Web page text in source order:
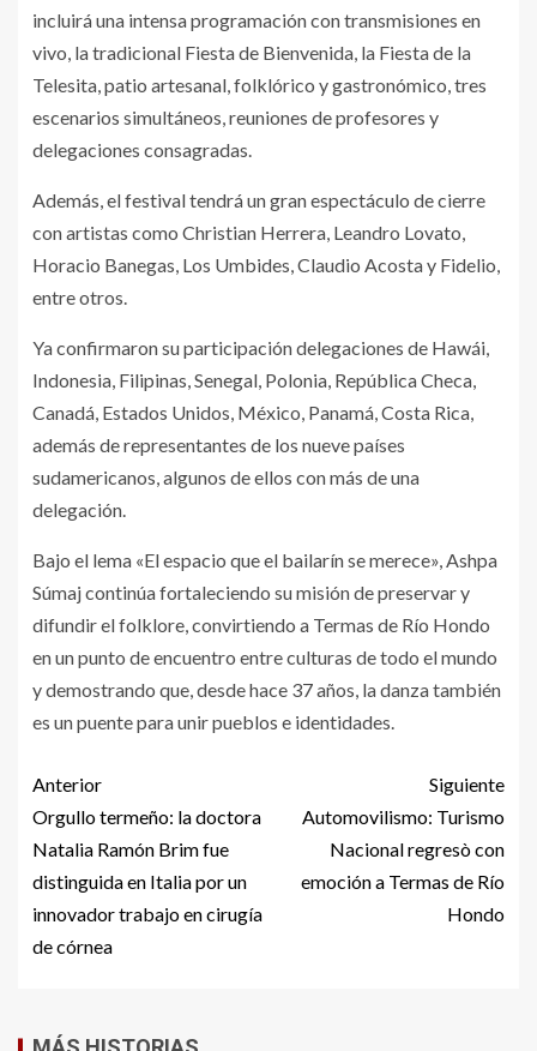
incluirá una intensa programación con transmisiones en
vivo, la tradicional Fiesta de Bienvenida, la Fiesta de la
Telesita, patio artesanal, folklórico y gastronómico, tres
escenarios simultáneos, reuniones de profesores y
delegaciones consagradas.
Además, el festival tendrá un gran espectáculo de cierre
con artistas como Christian Herrera, Leandro Lovato,
Horacio Banegas, Los Umbides, Claudio Acosta y Fidelio,
entre otros.
Ya confirmaron su participación delegaciones de Hawái,
Indonesia, Filipinas, Senegal, Polonia, República Checa,
Canadá, Estados Unidos, México, Panamá, Costa Rica,
además de representantes de los nueve países
sudamericanos, algunos de ellos con más de una
delegación.
Bajo el lema «El espacio que el bailarín se merece», Ashpa
Súmaj continúa fortaleciendo su misión de preservar y
difundir el folklore, convirtiendo a Termas de Río Hondo
en un punto de encuentro entre culturas de todo el mundo
y demostrando que, desde hace 37 años, la danza también
es un puente para unir pueblos e identidades.
Anterior
Orgullo termeño: la doctora
Natalia Ramón Brim fue
distinguida en Italia por un
innovador trabajo en cirugía
de córnea
Siguiente
Automovilismo: Turismo
Nacional regresò con
emoción a Termas de Río
Hondo